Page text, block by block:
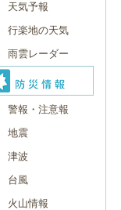
天気予報
行楽地の天気
雨雲レーダー
警報・注意報
地震
津波
台風
火山情報